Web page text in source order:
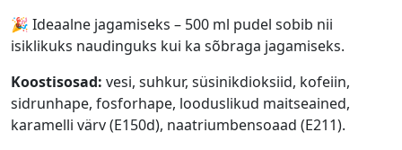
🎉 Ideaalne jagamiseks – 500 ml pudel sobib nii
isiklikuks naudinguks kui ka sõbraga jagamiseks.
Koostisosad: vesi, suhkur, süsinikdioksiid, kofeiin,
sidrunhape, fosforhape, looduslikud maitseained,
karamelli värv (E150d), naatriumbensoaad (E211).